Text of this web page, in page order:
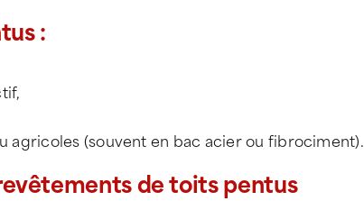
:
agricoles (souvent en bac acier ou fibrociment).
de toits pentus